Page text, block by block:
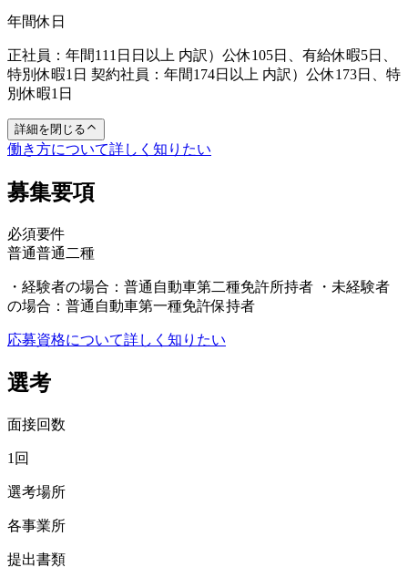
年間休日
正社員：年間111日日以上 内訳）公休105日、有給休暇5日、
特別休暇1日 契約社員：年間174日以上 内訳）公休173日、特
別休暇1日
詳細を閉じる
働き方について詳しく知りたい
募集要項
必須要件
普通普通二種
・経験者の場合：普通自動車第二種免許所持者 ・未経験者
の場合：普通自動車第一種免許保持者
応募資格について詳しく知りたい
選考
面接回数
1回
選考場所
各事業所
提出書類